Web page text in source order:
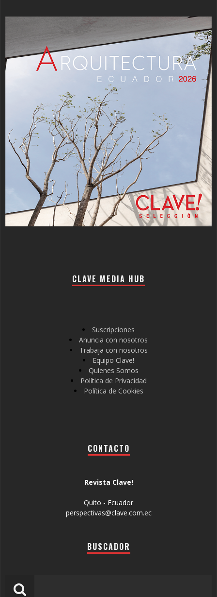
CLAVE MEDIA HUB
Suscripciones
Anuncia con nosotros
Trabaja con nosotros
Equipo Clave!
Quienes Somos
Política de Privacidad
Política de Cookies
CONTACTO
Revista Clave!
Quito - Ecuador
perspectivas@clave.com.ec
BUSCADOR